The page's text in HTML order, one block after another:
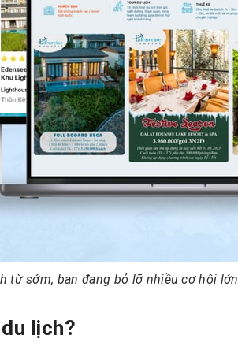
từ sớm, bạn đang bỏ lỡ nhiều cơ hội lớn
lịch?